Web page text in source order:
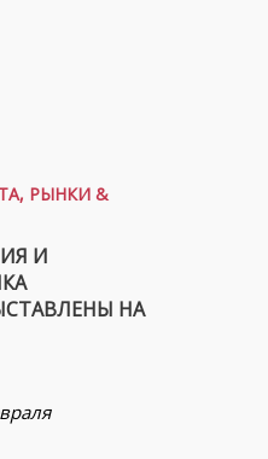
, РЫНКИ &
И
НА